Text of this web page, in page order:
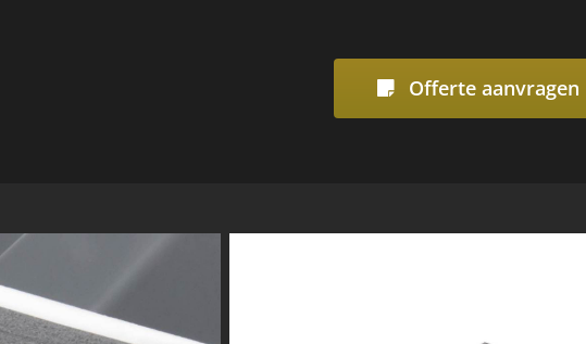
Offerte aanvragen